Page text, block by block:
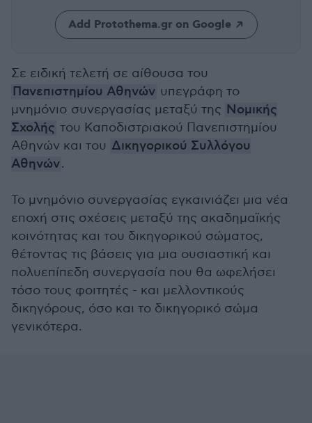
Add Protothema.gr on Google
Σε ειδική τελετή σε αίθουσα του
Πανεπιστημίου Αθηνών υπεγράφη το
μνημόνιο συνεργασίας μεταξύ της Νομικής
Σχολής του Καποδιστριακού Πανεπιστημίου
Αθηνών και του Δικηγορικού Συλλόγου
Αθηνών.
Το μνημόνιο συνεργασίας εγκαινιάζει μια νέα
εποχή στις σχέσεις μεταξύ της ακαδημαϊκής
κοινότητας και του δικηγορικού σώματος,
θέτοντας τις βάσεις για μια ουσιαστική και
πολυεπίπεδη συνεργασία που θα ωφελήσει
τόσο τους φοιτητές - και μελλοντικούς
δικηγόρους, όσο και το δικηγορικό σώμα
γενικότερα.